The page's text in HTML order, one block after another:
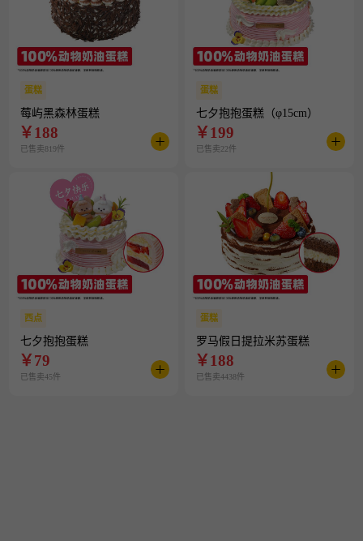
蛋糕
莓屿黑森林蛋糕
￥188
已售卖819件
蛋糕
七夕抱抱蛋糕（φ15cm）
￥199
已售卖22件
西点
七夕抱抱蛋糕
￥79
已售卖45件
蛋糕
罗马假日提拉米苏蛋糕
￥188
已售卖4438件